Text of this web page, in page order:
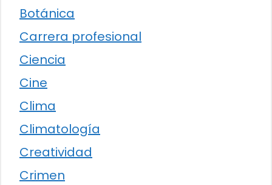
Botánica
Carrera profesional
Ciencia
Cine
Clima
Climatología
Creatividad
Crimen